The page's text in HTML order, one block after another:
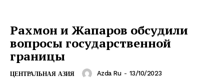
Рахмон и Жапаров обсудили
вопросы государственной
границы
ЦЕНТРАЛЬНАЯ АЗИЯ Azda Ru - 13/10/2023